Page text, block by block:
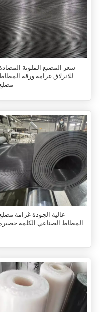
سعر المصنع الملونة المضادة
للانزلاق غرامة ورقة المطاط
عالية الجودة غرامة
المطاط الصناعي الكلمة حصيرة